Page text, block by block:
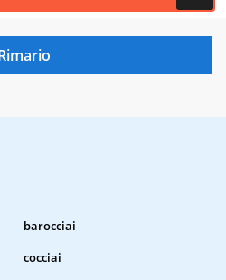
barocciai
cocciai